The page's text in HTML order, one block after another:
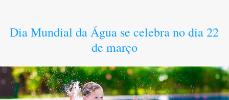
Dia Mundial da Água se celebra no dia 22
de março